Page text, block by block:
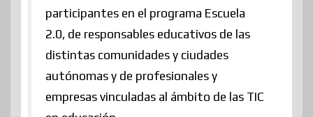
participantes en el programa Escuela
2.0, de responsables educativos de las
distintas comunidades y ciudades
autónomas y de profesionales y
empresas vinculadas al ámbito de las TIC